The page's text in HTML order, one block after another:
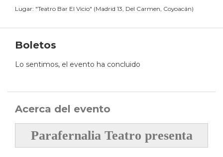
Lugar: "Teatro Bar El Vicio" (Madrid 13, Del Carmen, Coyoacán)
Boletos
Lo sentimos, el evento ha concluido
Acerca del evento
Parafernalia Teatro presenta